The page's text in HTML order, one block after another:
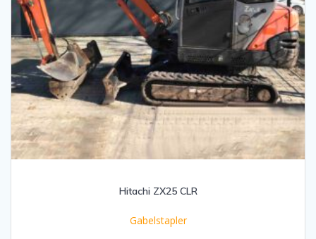
Hitachi ZX25 CLR
Gabelstapler